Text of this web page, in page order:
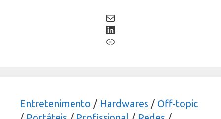
Mail
LinkedIn
Link
Entretenimento / Hardwares / Off-topic